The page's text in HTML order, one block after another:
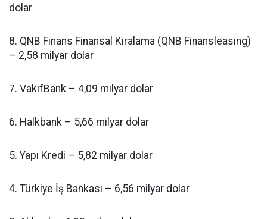
dolar
8. QNB Finans Finansal Kiralama (QNB Finansleasing)
– 2,58 milyar dolar
7. VakıfBank – 4,09 milyar dolar
6. Halkbank – 5,66 milyar dolar
5. Yapı Kredi – 5,82 milyar dolar
4. Türkiye İş Bankası – 6,56 milyar dolar